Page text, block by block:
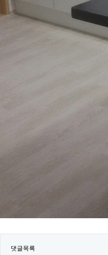
댓글목록